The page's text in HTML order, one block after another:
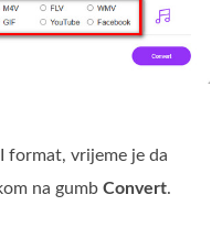
format, vrijeme je da
na gumbConvert.